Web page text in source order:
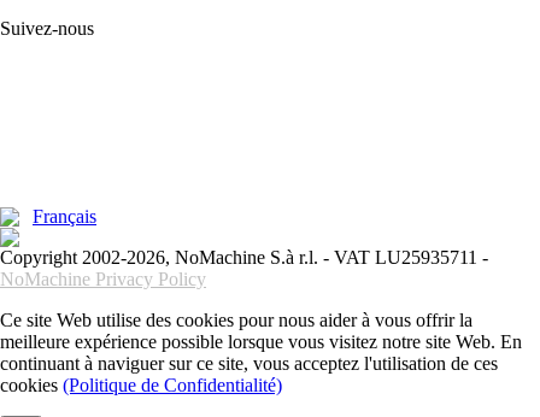
Suivez-nous
Français
Copyright 2002-2026, NoMachine S.à r.l. - VAT LU25935711 -
NoMachine Privacy Policy
Ce site Web utilise des cookies pour nous aider à vous offrir la
meilleure expérience possible lorsque vous visitez notre site Web. En
continuant à naviguer sur ce site, vous acceptez l'utilisation de ces
cookies (Politique de Confidentialité)